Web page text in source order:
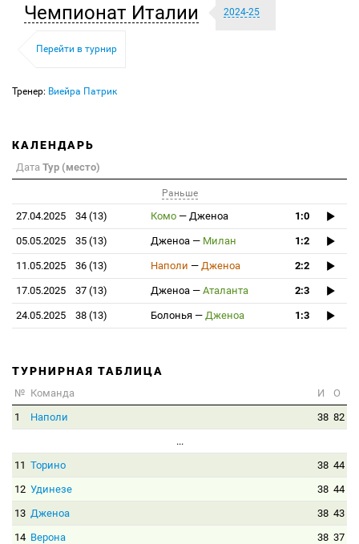
Чемпионат Италии 2024-25
Перейти в турнир
Тренер: Виейра Патрик
КАЛЕНДАРЬ
Дата Тур (место)
Раньше
27.04.2025 34 (13) Комо — Дженоа 1:0
05.05.2025 35 (13) Дженоа — Милан 1:2
11.05.2025 36 (13) Наполи — Дженоа 2:2
17.05.2025 37 (13) Дженоа — Аталанта 2:3
24.05.2025 38 (13) Болонья — Дженоа 1:3
ТУРНИРНАЯ ТАБЛИЦА
№ Команда И
О
1
Наполи 38 82
...
11 Торино 38 44
12 Удинезе 38 44
13 Дженоа 38 43
14 Верона 38 37